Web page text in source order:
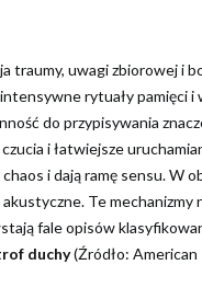
traumy, uwagi zbiorowej i
rytuały pamięci
do przypisywania
i łatwiejsze
i dają ramę sensu. W
Te
fale opisów
duchy(Źródło: